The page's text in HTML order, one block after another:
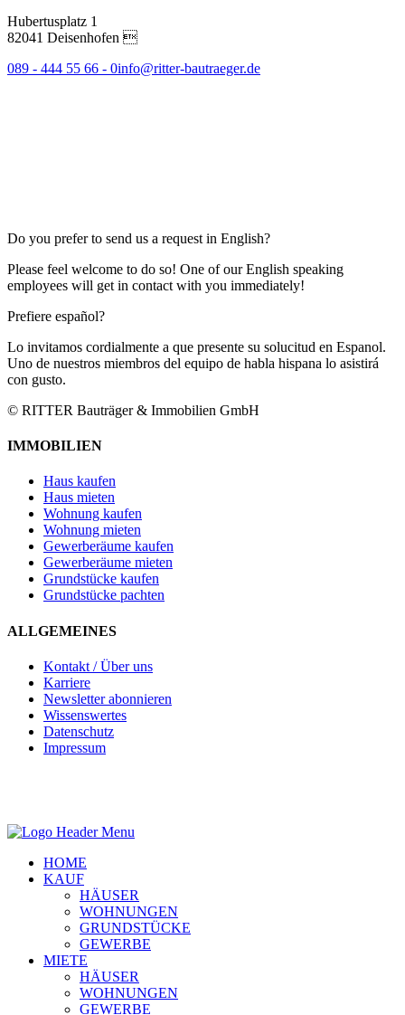
Hubertusplatz 1
82041 Deisenhofen 
089 - 444 55 66 - 0info@ritter-bautraeger.de
Do you prefer to send us a request in English?
Please feel welcome to do so! One of our English speaking
employees will get in contact with you immediately!
Prefiere español?
Lo invitamos cordialmente a que presente su solucitud en Espanol.
Uno de nuestros miembros del equipo de habla hispana lo asistirá
con gusto.
© RITTER Bauträger & Immobilien GmbH
IMMOBILIEN
Haus kaufen
Haus mieten
Wohnung kaufen
Wohnung mieten
Gewerberäume kaufen
Gewerberäume mieten
Grundstücke kaufen
Grundstücke pachten
ALLGEMEINES
Kontakt / Über uns
Karriere
Newsletter abonnieren
Wissenswertes
Datenschutz
Impressum
HOME
KAUF
HÄUSER
WOHNUNGEN
GRUNDSTÜCKE
GEWERBE
MIETE
HÄUSER
WOHNUNGEN
GEWERBE